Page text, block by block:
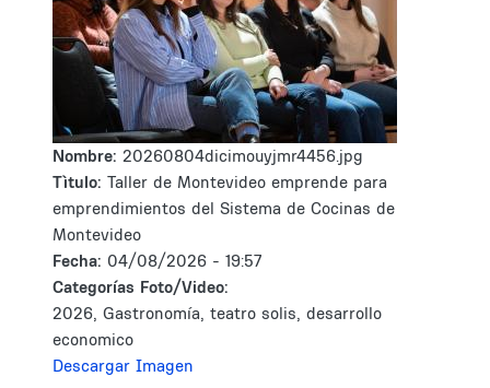
Nombre: 20260804dicimouyjmr4456.jpg
Tìtulo: Taller de Montevideo emprende para
emprendimientos del Sistema de Cocinas de
Montevideo
Fecha: 04/08/2026 - 19:57
Categorías Foto/Video:
2026, Gastronomía, teatro solis, desarrollo
economico
Descargar Imagen